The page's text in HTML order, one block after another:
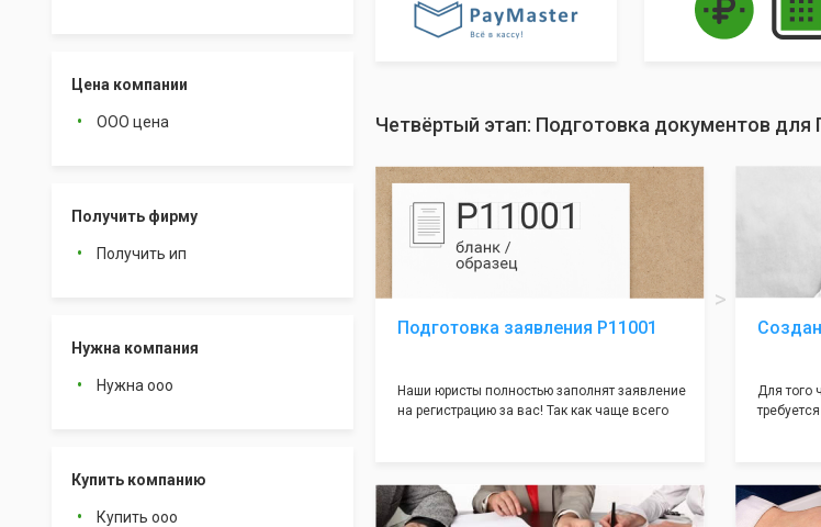
Цена компании
ООО цена
Получить фирму
Получить ип
Нужна компания
Нужна ооо
Купить компанию
Купить ооо
Четвёртый этап: Подготовка документов
Подготовка заявления Р11001
Наши юристы полностью заполнят заявление
на регистрацию за вас! Так как чаще всего
большая часть отказов - наши юристы с
многолетним опытом работы возьмут всё
Для того
Наша